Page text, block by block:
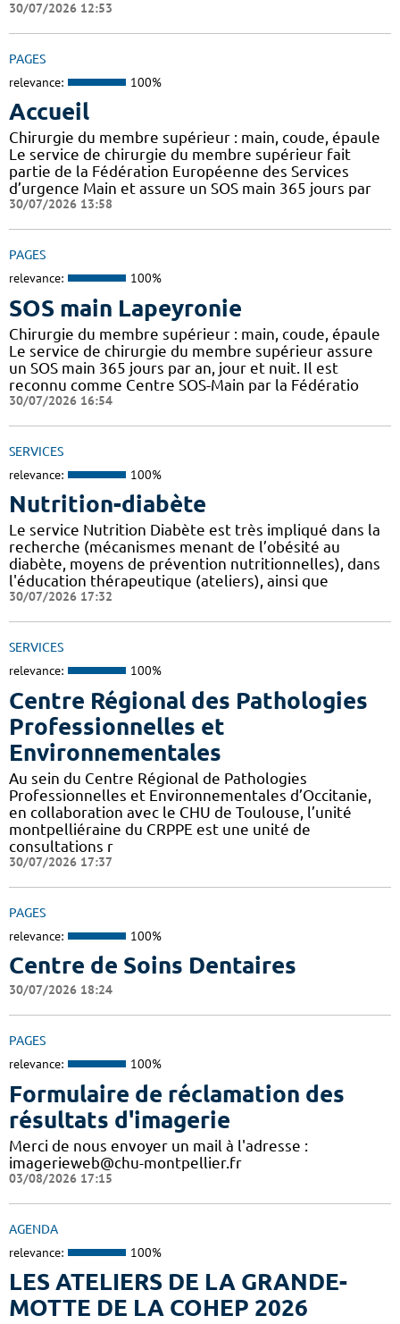
30/07/2026 12:53
PAGES
relevance: 100%
Accueil
Chirurgie du membre supérieur : main, coude, épaule
Le service de chirurgie du membre supérieur fait
partie de la Fédération Européenne des Services
d’urgence Main et assure un SOS main 365 jours par
30/07/2026 13:58
PAGES
relevance: 100%
SOS main Lapeyronie
Chirurgie du membre supérieur : main, coude, épaule
Le service de chirurgie du membre supérieur assure
un SOS main 365 jours par an, jour et nuit. Il est
reconnu comme Centre SOS-Main par la Fédératio
30/07/2026 16:54
SERVICES
relevance: 100%
Nutrition-diabète
Le service Nutrition Diabète est très impliqué dans la
recherche (mécanismes menant de l’obésité au
diabète, moyens de prévention nutritionnelles), dans
l'éducation thérapeutique (ateliers), ainsi que
30/07/2026 17:32
SERVICES
relevance: 100%
Centre Régional des Pathologies
Professionnelles et
Environnementales
Au sein du Centre Régional de Pathologies
Professionnelles et Environnementales d’Occitanie,
en collaboration avec le CHU de Toulouse, l’unité
montpelliéraine du CRPPE est une unité de
consultations r
30/07/2026 17:37
PAGES
relevance: 100%
Centre de Soins Dentaires
30/07/2026 18:24
PAGES
relevance: 100%
Formulaire de réclamation des
résultats d'imagerie
Merci de nous envoyer un mail à l'adresse :
imagerieweb@chu-montpellier.fr
03/08/2026 17:15
AGENDA
relevance: 100%
LES ATELIERS DE LA GRANDE-
MOTTE DE LA COHEP 2026